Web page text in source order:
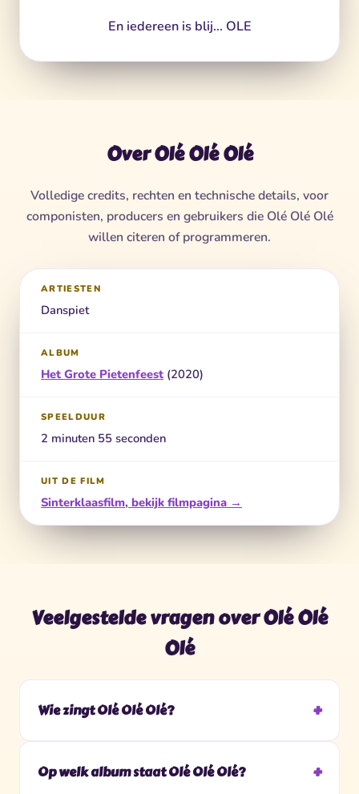
En iedereen is blij... OLE
Over Olé Olé Olé
Volledige credits, rechten en technische details, voor
componisten, producers en gebruikers die Olé Olé Olé
willen citeren of programmeren.
ARTIESTEN
Danspiet
ALBUM
Het Grote Pietenfeest (2020)
SPEELDUUR
2 minuten 55 seconden
UIT DE FILM
Sinterklaasfilm, bekijk filmpagina →
Veelgestelde vragen over Olé Olé
Olé
Wie zingt Olé Olé Olé?
Op welk album staat Olé Olé Olé?